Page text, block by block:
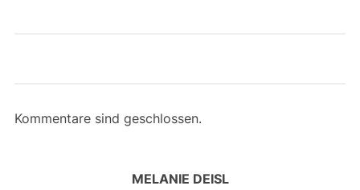
Kommentare sind geschlossen.
MELANIE DEISL